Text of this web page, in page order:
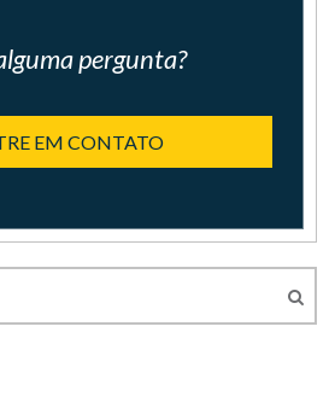
pergunta?
EM CONTATO